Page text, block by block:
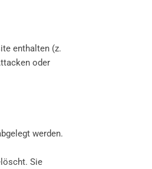
enthalten (z.
oder
werden.
Sie